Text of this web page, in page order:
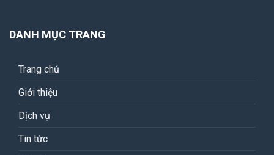
DANH MỤC TRANG
Trang chủ
Giới thiệu
Dịch vụ
Tin tức